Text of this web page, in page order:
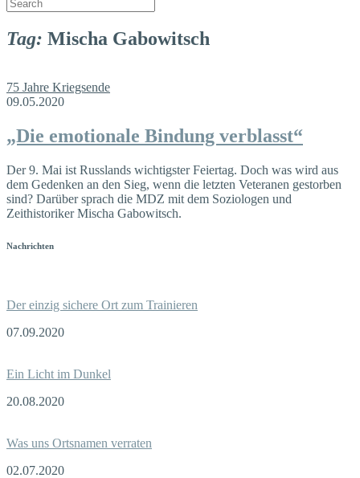
Tag: Mischa Gabowitsch
75 Jahre Kriegsende
09.05.2020
„Die emotionale Bindung verblasst“
Der 9. Mai ist Russlands wichtigster Feiertag. Doch was wird aus
dem Gedenken an den Sieg, wenn die letzten Veteranen gestorben
sind? Darüber sprach die MDZ mit dem Soziologen und
Zeithistoriker Mischa Gabowitsch.
Nachrichten
Der einzig sichere Ort zum Trainieren
07.09.2020
Ein Licht im Dunkel
20.08.2020
Was uns Ortsnamen verraten
02.07.2020